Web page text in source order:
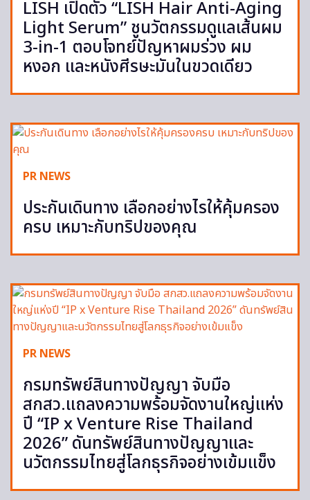
LISH เปิดตัว “LISH Hair Anti-Aging
Light Serum” ชูนวัตกรรมดูแลเส้นผม
3-in-1 ตอบโจทย์ปัญหาผมร่วง ผม
หงอก และหนังศีรษะมันในขวดเดียว
PR NEWS
ประกันเดินทาง เลือกอย่างไรให้คุ้มครอง
ครบ เหมาะกับทริปของคุณ
PR NEWS
กรมทรัพย์สินทางปัญญา จับมือ
สกสว.แถลงความพร้อมจัดงานใหญ่แห่ง
ปี “IP x Venture Rise Thailand
2026” ดันทรัพย์สินทางปัญญาและ
นวัตกรรมไทยสู่โลกธุรกิจอย่างเข้มแข็ง